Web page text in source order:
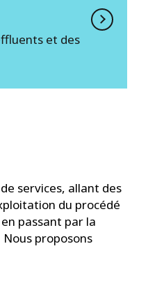
et des
services, allant des
du procédé
passant par la
proposons